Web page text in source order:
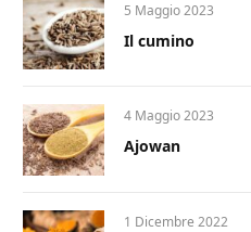
5 Maggio 2023
Il cumino
4 Maggio 2023
Ajowan
1 Dicembre 2022